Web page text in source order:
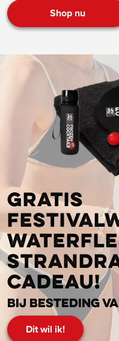
Shop nu
Gratis
cadeau!
Bij besteding
Dit wil ik!